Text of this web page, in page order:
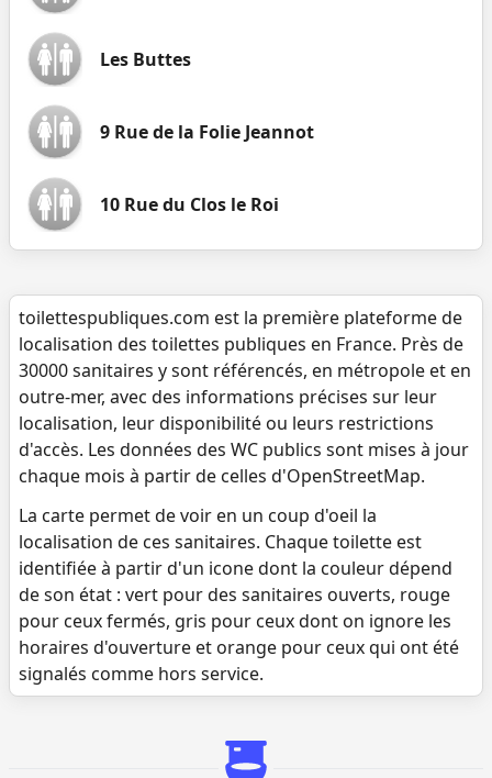
Les Buttes
9 Rue de la Folie Jeannot
10 Rue du Clos le Roi
toilettespubliques.com est la première plateforme de
localisation des toilettes publiques en France. Près de
30000 sanitaires y sont référencés, en métropole et en
outre-mer, avec des informations précises sur leur
localisation, leur disponibilité ou leurs restrictions
d'accès. Les données des WC publics sont mises à jour
chaque mois à partir de celles d'OpenStreetMap.
La carte permet de voir en un coup d'oeil la
localisation de ces sanitaires. Chaque toilette est
identifiée à partir d'un icone dont la couleur dépend
de son état : vert pour des sanitaires ouverts, rouge
pour ceux fermés, gris pour ceux dont on ignore les
horaires d'ouverture et orange pour ceux qui ont été
signalés comme hors service.